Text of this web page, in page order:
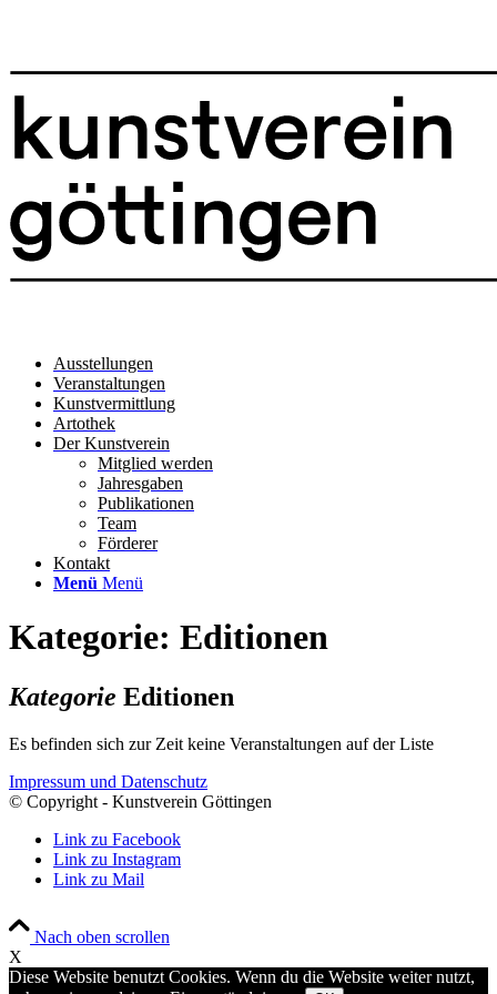
Ausstellungen
Veranstaltungen
Kunstvermittlung
Artothek
Der Kunstverein
Mitglied werden
Jahresgaben
Publikationen
Team
Förderer
Kontakt
Menü Menü
Kategorie: Editionen
Kategorie Editionen
Es befinden sich zur Zeit keine Veranstaltungen auf der Liste
Impressum und Datenschutz
© Copyright - Kunstverein Göttingen
Link zu Facebook
Link zu Instagram
Link zu Mail
Nach oben scrollen
X
Diese Website benutzt Cookies. Wenn du die Website weiter nutzt,